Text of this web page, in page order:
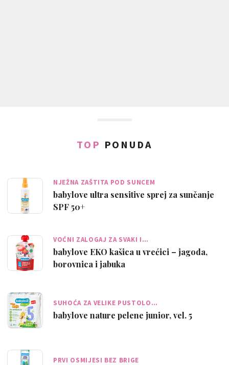
TOP PONUDA
NJEŽNA ZAŠTITA POD SUNCEM
babylove ultra sensitive sprej za sunčanje
SPF 50+
VOĆNI ZALOGAJ ZA SVAKI I…
babylove EKO kašica u vrećici – jagoda,
borovnica i jabuka
SUHOĆA ZA VELIKE PUSTOLO…
babylove nature pelene junior, vel. 5
PRVI OSMIJESI BEZ BRIGE